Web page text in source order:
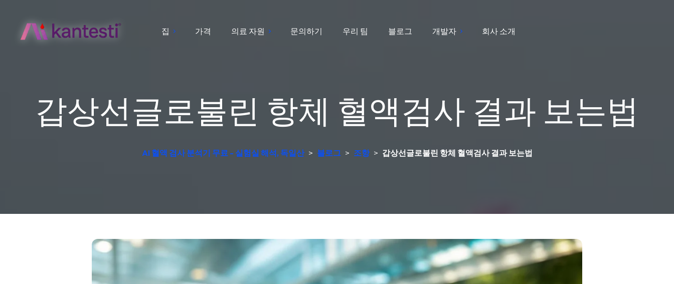
집 가격 의료 자원 문의하기 우리 팀 블로그 개발자 회사 소개
갑상선글로불린 항체 혈액검사 결과 보는법
AI 혈액 검사 분석기 무료 - 실험실 해석, 독일산 > 블로그 > 조항 > 갑상선글로불린 항체 혈액검사 결과 보는법